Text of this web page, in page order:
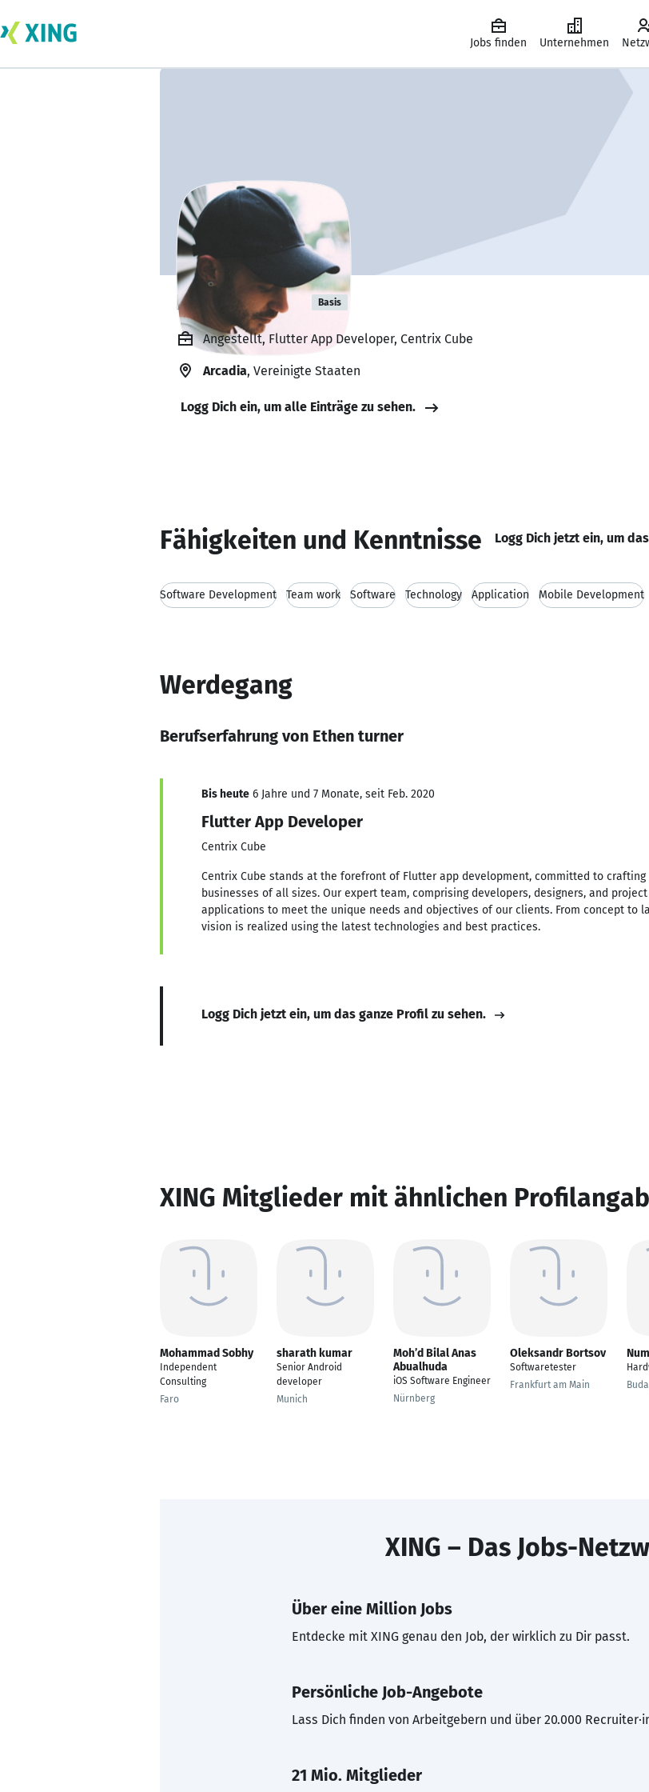
Jobs finden Unternehmen
Ethen turner Basis
Angestellt, Flutter App Developer, Centrix Cube
Arcadia, Vereinigte Staaten
Logg Dich ein, um alle Einträge zu sehen.
Fähigkeiten und Kenntnisse Logg Dich jetzt ein, um
Software Development Team work Software Technology Application Mobile Development
Werdegang
Berufserfahrung von Ethen turner
Bis heute 6 Jahre und 7 Monate, seit Feb. 2020
Flutter App Developer
Centrix Cube
Centrix Cube stands at the forefront of Flutter app development, committed to
businesses of all sizes. Our expert team, comprising developers, designers, and
applications to meet the unique needs and objectives of our clients. From concept to
vision is realized using the latest technologies and best practices.
Logg Dich jetzt ein, um das ganze Profil zu sehen.
XING Mitglieder mit ähnlichen
Mohammad Sobhy
Independent
Consulting
Faro
sharath kumar
Senior Android
developer
Munich
Moh’d Bilal Anas
Abualhuda
iOS Software Engineer
Nürnberg
Oleksandr Bortsov
Softwaretester
Frankfurt am Main
XING – Das Jobs-
Über eine Million Jobs
Entdecke mit XING genau den Job, der wirklich zu Dir passt.
Persönliche Job-Angebote
Lass Dich finden von Arbeitgebern und über 20.000
21 Mio. Mitglieder